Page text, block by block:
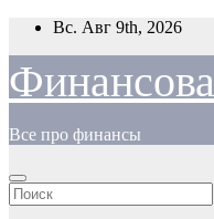
Перейти
содержимому
Вс. Авг 9th, 2026
Все про финансы